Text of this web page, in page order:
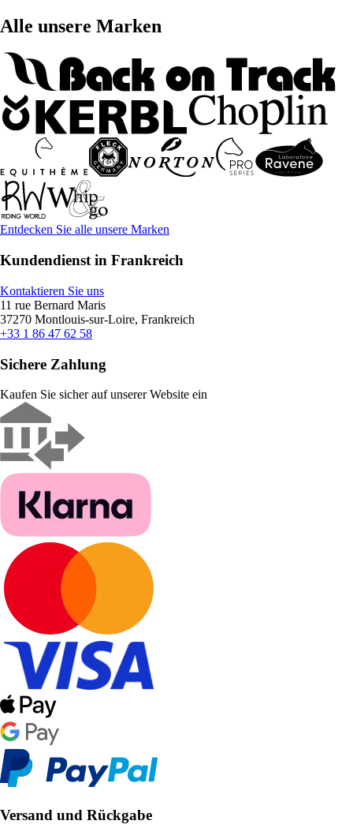
Alle unsere Marken
Entdecken Sie alle unsere Marken
Kundendienst in Frankreich
Kontaktieren Sie uns
11 rue Bernard Maris
37270 Montlouis-sur-Loire, Frankreich
+33 1 86 47 62 58
Sichere Zahlung
Kaufen Sie sicher auf unserer Website ein
Versand und Rückgabe